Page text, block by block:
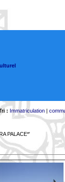
: Immatriculation|
PALACE*'